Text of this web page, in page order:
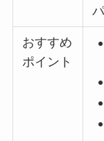
おすすめ
ポイント